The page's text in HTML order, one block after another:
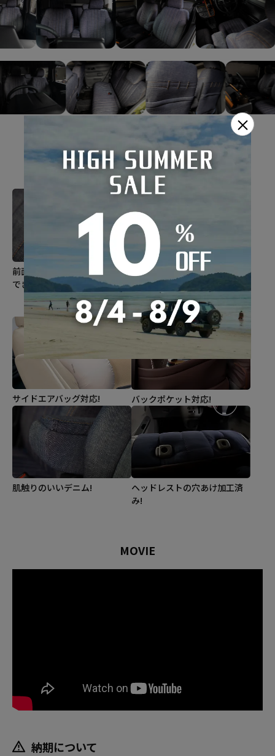
機能性
前面のステッチカラーは選択
できます。
コンソールボックスカバーも
ついて統一感抜群
※車種によってはない場合が
あります
サイドエアバッグ対応! バックポケット対応!
肌触りのいいデニム!
ヘッドレストの穴あけ加工済
み!
MOVIE
納期について
×